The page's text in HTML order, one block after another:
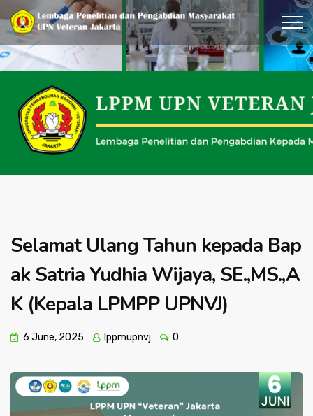
Selamat Ulang Tahun kepada Bap
ak Satria Yudhia Wijaya, SE.,MS.,A
K (Kepala LPMPP UPNVJ)
6 June, 2025 lppmupnvj 0